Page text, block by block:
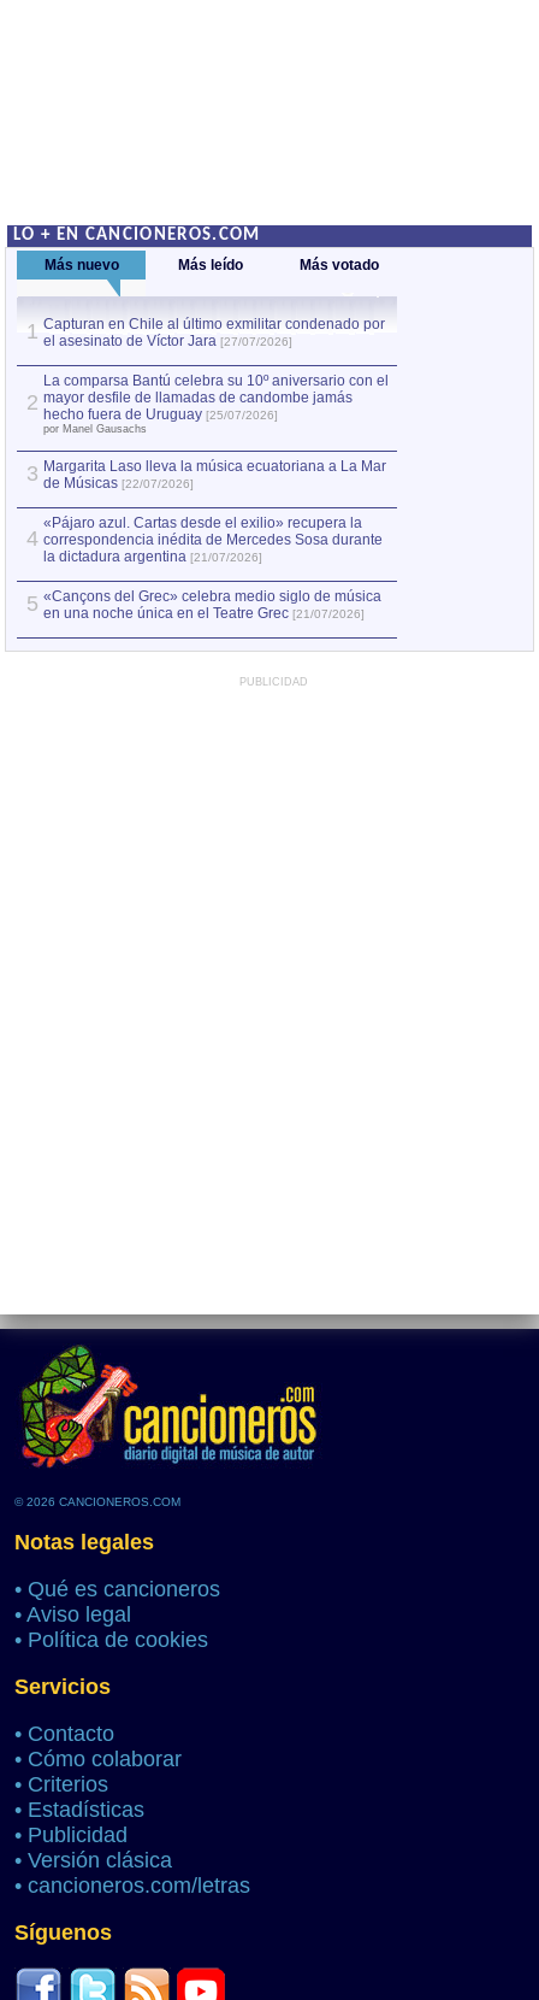
LO + EN CANCIONEROS.COM
Más nuevo Más leído Más votado
1 Capturan en Chile al último exmilitar condenado por
el asesinato de Víctor Jara [27/07/2026]
2
La comparsa Bantú celebra su 10º aniversario con el
mayor desfile de llamadas de candombe jamás
hecho fuera de Uruguay [25/07/2026]
por Manel Gausachs
3 Margarita Laso lleva la música ecuatoriana a La Mar
de Músicas [22/07/2026]
4
«Pájaro azul. Cartas desde el exilio» recupera la
correspondencia inédita de Mercedes Sosa durante
la dictadura argentina [21/07/2026]
5 «Cançons del Grec» celebra medio siglo de música
en una noche única en el Teatre Grec [21/07/2026]
PUBLICIDAD
© 2026 CANCIONEROS.COM
Notas legales
• Qué es cancioneros
• Aviso legal
• Política de cookies
Servicios
• Contacto
• Cómo colaborar
• Criterios
• Estadísticas
• Publicidad
• Versión clásica
• cancioneros.com/letras
Síguenos